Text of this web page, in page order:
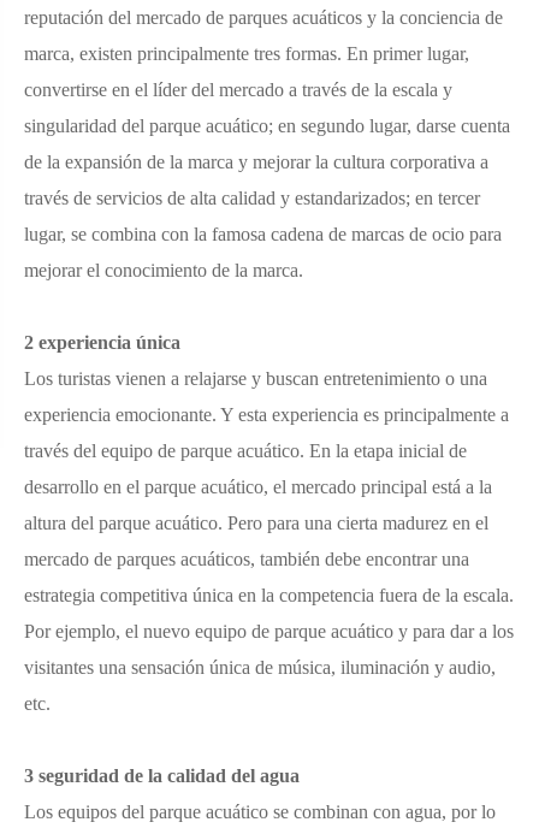
reputación del mercado de parques acuáticos y la conciencia de
marca, existen principalmente tres formas. En primer lugar,
convertirse en el líder del mercado a través de la escala y
singularidad del parque acuático; en segundo lugar, darse cuenta
de la expansión de la marca y mejorar la cultura corporativa a
través de servicios de alta calidad y estandarizados; en tercer
lugar, se combina con la famosa cadena de marcas de ocio para
mejorar el conocimiento de la marca.
2 experiencia única
Los turistas vienen a relajarse y buscan entretenimiento o una
experiencia emocionante. Y esta experiencia es principalmente a
través del equipo de parque acuático. En la etapa inicial de
desarrollo en el parque acuático, el mercado principal está a la
altura del parque acuático. Pero para una cierta madurez en el
mercado de parques acuáticos, también debe encontrar una
estrategia competitiva única en la competencia fuera de la escala.
Por ejemplo, el nuevo equipo de parque acuático y para dar a los
visitantes una sensación única de música, iluminación y audio,
etc.
3 seguridad de la calidad del agua
Los equipos del parque acuático se combinan con agua, por lo